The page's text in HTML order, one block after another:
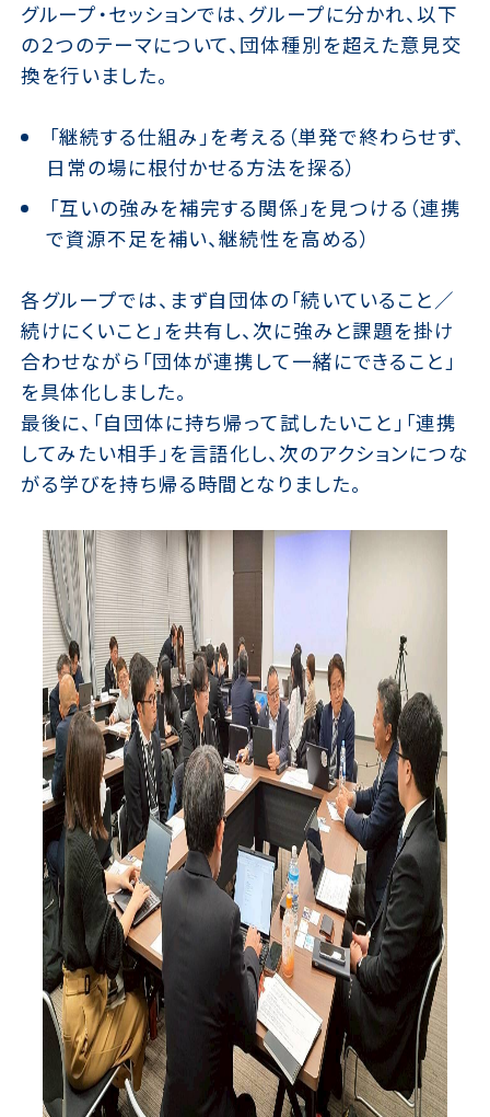
グループ・セッションでは、グループに分かれ、以下
の２つのテーマについて、団体種別を超えた意見交
換を行いました。
「継続する仕組み」を考える（単発で終わらせず、
日常の場に根付かせる方法を探る）
「互いの強みを補完する関係」を見つける（連携
で資源不足を補い、継続性を高める）
各グループでは、まず自団体の「続いていること／
続けにくいこと」を共有し、次に強みと課題を掛け
合わせながら「団体が連携して一緒にできること」
を具体化しました。
最後に、「自団体に持ち帰って試したいこと」「連携
してみたい相手」を言語化し、次のアクションにつな
がる学びを持ち帰る時間となりました。